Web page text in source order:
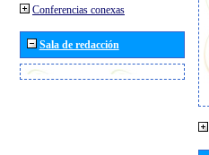
Conferencias conexas
Sala de redacción